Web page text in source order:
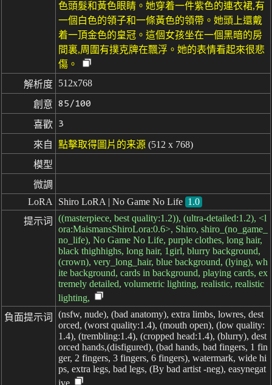
色頭髮和黃色眼睛。她穿着一件紫色的連衣裙,有
一個白色的領子和一條黃色的領帶。她頭上還戴
着一頂金色的皇冠。這個女孩坐在一個黑暗的房
間裏,周圍有撲克牌在飄浮。她的表情看起來很悲
傷。
解析度 512x768
創意 85/100
喜歡 3
來自 點擊取得圖片的来源 (512 x 768)
模型
微調
LoRA
Shiro LoRA | No Game No Life 1.0
提示词
((masterpiece, best quality:1.2)), (ultra-detailed:1.2), <l
ora:MaismansShiroLora:0.6>, Shiro, shiro_(no_game_
no_life), No Game No Life, purple clothes, long hair,
black thighhighs, long hair, 1girl, blurry background,
(crown), very_long_hair, blue background, (lying), wh
ite background, cards in background, playing cards, ex
tremely detailed, volumetric lighting, realistic, realistic
lighting,
負面提示词
(nsfw, nude), (bad anatomy), extra limbs, lowres, dest
orced, (worst quality:1.4), (mouth open), (low quality:
1.4), (trembling:1.4), (cropped head:1.4), (blurry), dest
orced hands,(disfigured), (bad hands, bad fingers, 1 fin
ger, 2 fingers, 3 fingers, 6 fingers), watermark, wide hi
ps, extra legs, bad legs, (By bad artist -neg), easynegat
ive